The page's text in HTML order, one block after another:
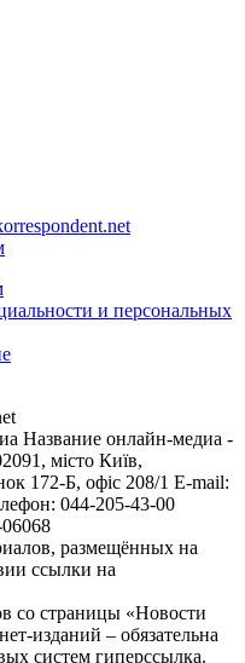
и персональных
Название онлайн-медиа -
місто Київ,
Б, офіс 208/1 E-mail:
044-205-43-00
размещённых на
ссылки на
со страницы «Новости
изданий – обязательна
систем гиперссылка.